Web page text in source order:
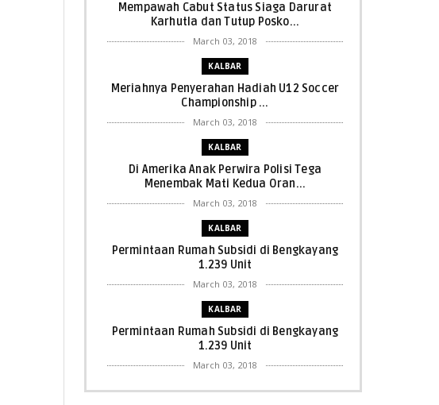
Mempawah Cabut Status Siaga Darurat
Karhutla dan Tutup Posko...
March 03, 2018
KALBAR
Meriahnya Penyerahan Hadiah U12 Soccer
Championship ...
March 03, 2018
KALBAR
Di Amerika Anak Perwira Polisi Tega
Menembak Mati Kedua Oran...
March 03, 2018
KALBAR
Permintaan Rumah Subsidi di Bengkayang
1.239 Unit
March 03, 2018
KALBAR
Permintaan Rumah Subsidi di Bengkayang
1.239 Unit
March 03, 2018
KALBAR